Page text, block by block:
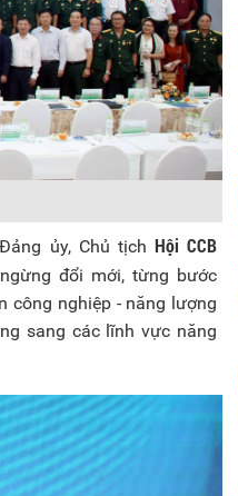
ủy, Chủ tịch Hội CCB
đổi mới, từng bước
công nghiệp - năng lượng
sang các lĩnh vực năng